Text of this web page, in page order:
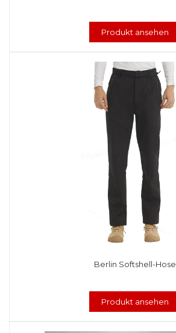
Produkt ansehen
Berlin Softshell-Hose
Produkt ansehen